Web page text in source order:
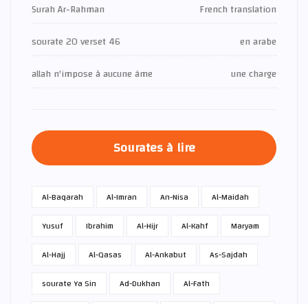
Surah Ar-Rahman
French translation
sourate 20 verset 46
en arabe
allah n'impose à aucune âme
une charge
Sourates à lire
Al-Baqarah Al-Imran An-Nisa
Al-Maidah
Yusuf
Ibrahim Al-Hijr Al-Kahf
Maryam
Al-Hajj
Al-Qasas Al-Ankabut
As-Sajdah
sourate Ya Sin
Ad-Dukhan
Al-Fath